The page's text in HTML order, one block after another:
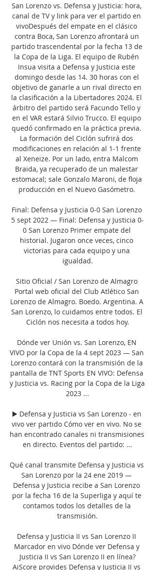
San Lorenzo vs. Defensa y Justicia: hora,
canal de TV y link para ver el partido en
vivoDespués del empate en el clásico
contra Boca, San Lorenzo afrontará un
partido trascendental por la fecha 13 de
la Copa de la Liga. El equipo de Rubén
Insua visita a Defensa y Justicia este
domingo desde las 14. 30 horas con el
objetivo de ganarle a un rival directo en
la clasificación a la Libertadores 2024. El
árbitro del partido será Facundo Tello y
en el VAR estará Silvio Trucco. El equipo
quedó confirmado en la práctica previa.
La formación del Ciclón sufrirá dos
modificaciones en relación al 1-1 frente
al Xeneize. Por un lado, entra Malcom
Braida, ya recuperado de un malestar
estomacal; sale Gonzalo Maroni, de floja
producción en el Nuevo Gasómetro.
Final: Defensa y Justicia 0-0 San Lorenzo
5 sept 2022 — Final: Defensa y Justicia 0-
0 San Lorenzo Primer empate del
historial. Jugaron once veces, cinco
victorias para cada equipo y una
igualdad.
Sitio Oficial / San Lorenzo de Almagro
Portal web oficial del Club Atlético San
Lorenzo de Almagro. Boedo. Argentina. A
San Lorenzo, lo cuidamos entre todos. El
Ciclón nos necesita a todos hoy.
Dónde ver Unión vs. San Lorenzo, EN
VIVO por la Copa de la 4 sept 2023 — San
Lorenzo contará con la transmisión de la
pantalla de TNT Sports EN VIVO: Defensa
y Justicia vs. Racing por la Copa de la Liga
2023 ...
▶️ Defensa y Justicia vs San Lorenzo - en
vivo ver partido Cómo ver en vivo. No se
han encontrado canales ni transmisiones
en directo. Eventos del partido: ...
Qué canal transmite Defensa y Justicia vs
San Lorenzo por la 24 ene 2019 —
Defensa y Justicia recibe a San Lorenzo
por la fecha 16 de la Superliga y aquí te
contamos todos los detalles de la
transmisión.
Defensa y Justicia II vs San Lorenzo II
Marcador en vivo Dónde ver Defensa y
Justicia II vs San Lorenzo II en línea?
AiScore provides Defensa y Justicia II vs